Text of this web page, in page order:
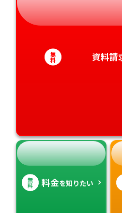
静岡県
和歌山
徳島県
愛媛県
大分県
鹿児島
無
料 資料請
無
料 料金を知りたい